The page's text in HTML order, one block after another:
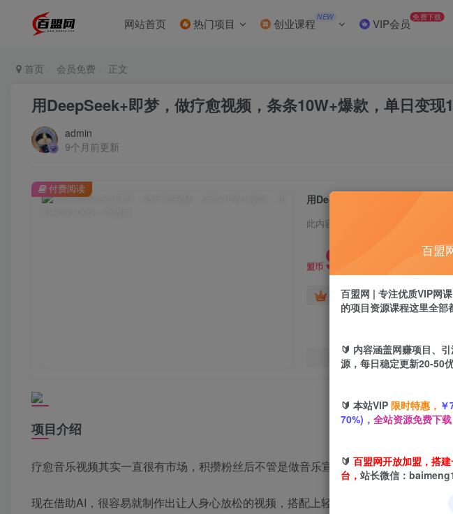
网站首页 热门项目 创业课程 NEW VIP会员 免费下载
首页 会员免费 正文
用DeepSeek+即梦，做疗愈视频，条条10W+爆款，单日变现
admin
9个月前更新
用DeepSeek+即梦，做疗愈视频
此内容为付费阅读，请付费后查看
盟币 9.9
黄金会员免费 超级会员
付费阅读
项目介绍
疗愈音乐视频其实一直很有市场，积攒粉丝后不管是做音乐宣发，带货，流量主都是
现在借助AI，很容易就制作出让人身心放松的视频，搭配上轻松疗愈的音乐，很容易
百盟
百盟网 | 专注优质VIP网
的项目资源课程这里全部
🔰 内容涵盖网赚项目、
源，每日稳定更新20-50
🔰 本站VIP 限时特惠，
70%)， 全站资源免费下载
🔰 百盟网开放加盟，搭
台， 站长微信：